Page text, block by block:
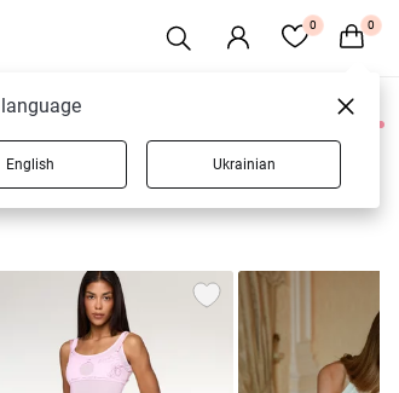
0 0
0 товарів
English Ukrainian